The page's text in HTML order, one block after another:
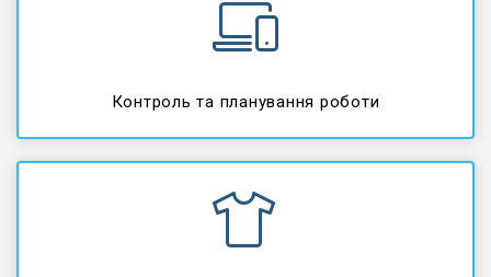
Контроль та планування роботи